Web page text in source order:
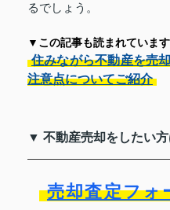
るでしょう。
▼この記事も読まれています
住みながら不動産を売
注意点についてご紹介
▼ 不動産売却をしたい
売却査定フォ